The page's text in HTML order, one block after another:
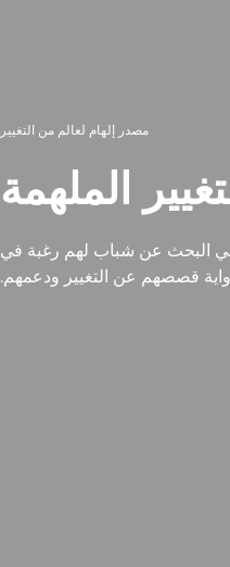
مصدر إلهام لعالم من التغيير
الملهمة
في البحث عن شباب لهم رغبة في
قصصهم عن التغيير ودعمهم.